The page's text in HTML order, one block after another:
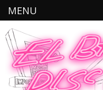
MENU